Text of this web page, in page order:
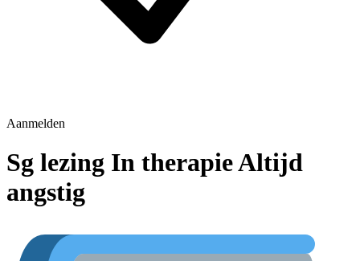
Aanmelden
Sg lezing In therapie Altijd
angstig